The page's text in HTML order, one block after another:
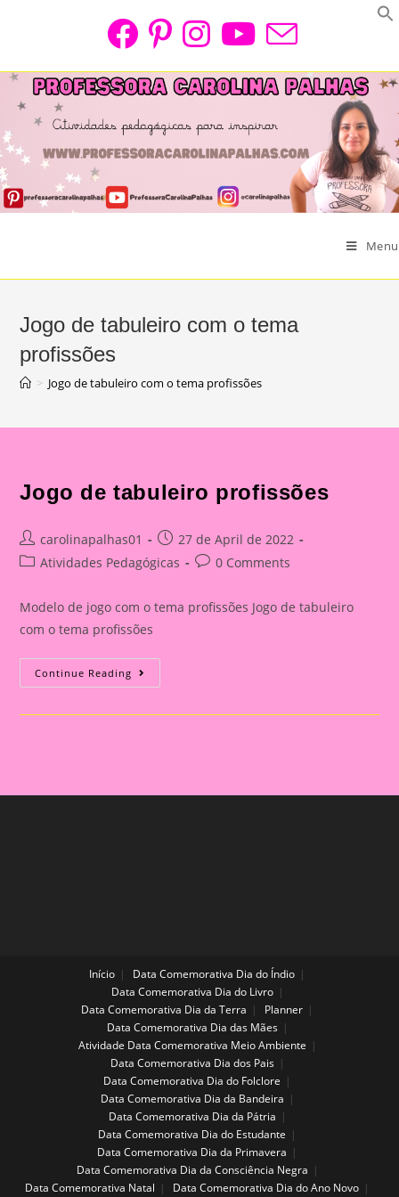
Menu
Jogo de tabuleiro com o tema
profissões
> Jogo de tabuleiro com o tema profissões
Jogo de tabuleiro profissões
Post
author:
carolinapalhas01
Post
published:
27 de April de 2022
PostAtividades Pedagógicas
Post0 Comments
Modelo de jogo com o tema profissões Jogo de tabuleiro
com o tema profissões
Continue Reading Jogo
De
Profissões
Início
Data Comemorativa Dia do Índio
Data Comemorativa Dia do Livro
Data Comemorativa Dia da Terra
Planner
Data Comemorativa Dia das Mães
Atividade Data Comemorativa Meio Ambiente
Data Comemorativa Dia dos Pais
Data Comemorativa Dia do Folclore
Data Comemorativa Dia da Bandeira
Data Comemorativa Dia da Pátria
Data Comemorativa Dia do Estudante
Data Comemorativa Dia da Primavera
Data Comemorativa Dia da Consciência Negra
Data Comemorativa Natal
Data Comemorativa Dia do Ano Novo